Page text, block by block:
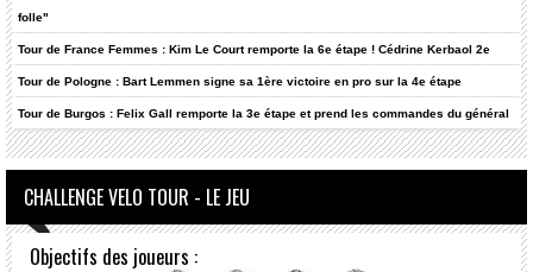
folle"
Tour de France Femmes : Kim Le Court remporte la 6e étape ! Cédrine Kerbaol 2e
Tour de Pologne : Bart Lemmen signe sa 1ère victoire en pro sur la 4e étape
Tour de Burgos : Felix Gall remporte la 3e étape et prend les commandes du général
CHALLENGE VELO TOUR - LE JEU
Objectifs des joueurs :